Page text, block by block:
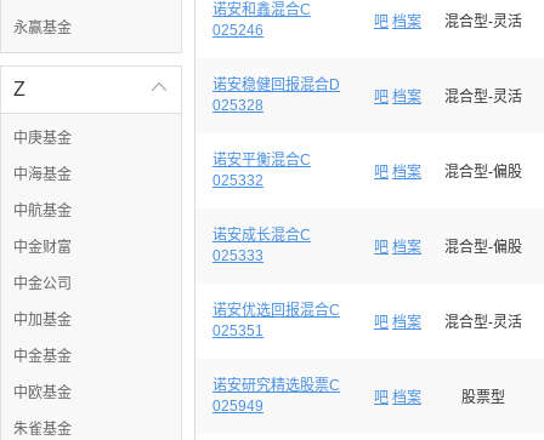
永赢基金

Z
中庚基金
中海基金
中航基金
中金财富
中金公司
中加基金
中金基金
中欧基金
朱雀基金
诺安和鑫混合C
025246
吧 档案 混合型-灵活
诺安稳健回报混合D
025328
吧 档案 混合型-灵活
诺安平衡混合C
025332
吧 档案 混合型-偏股
诺安成长混合C
025333
吧 档案 混合型-偏股
诺安优选回报混合C
025351
吧 档案 混合型-灵活
诺安研究精选股票C
025949
吧 档案 股票型